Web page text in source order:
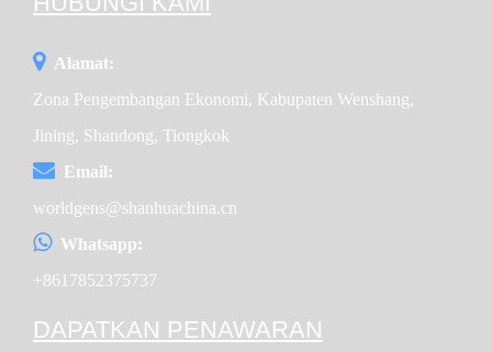
Alamat:
Zona Pengembangan Ekonomi, Kabupaten Wenshang,
Jining, Shandong, Tiongkok
Email:
worldgens@shanhuachina.cn
Whatsapp:
+8617852375737
DAPATKAN PENAWARAN